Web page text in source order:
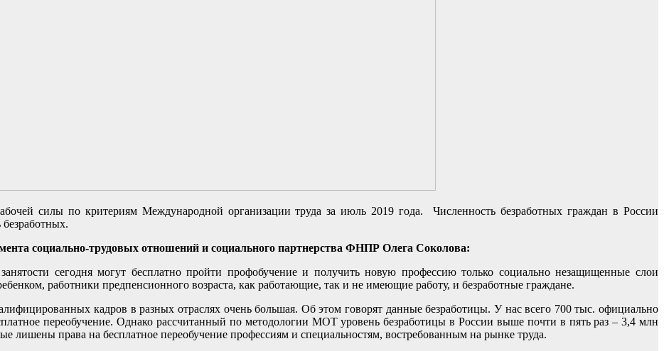
силы по критериям Международной организации труда за июль 2019 года. Численность безработных граждан в России
социально-трудовых отношений и социального партнерства ФНПР Олега Соколова:
сегодня могут бесплатно пройти профобучение и получить новую профессию только социально незащищенные слои
работники предпенсионного возраста, как работающие, так и не имеющие работу, и безработные граждане.
кадров в разных отраслях очень большая. Об этом говорят данные безработицы. У нас всего 700 тыс. официально
переобучение. Однако рассчитанный по методологии МОТ уровень безработицы в России выше почти в пять раз – 3,4 млн
лишены права на бесплатное переобучение профессиям и специальностям, востребованным на рынке труда.